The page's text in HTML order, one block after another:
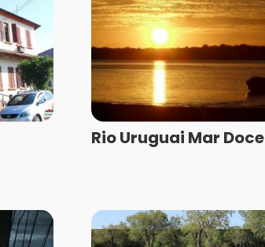
Rio Uruguai Mar Doce